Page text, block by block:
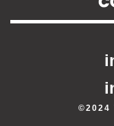
©2024